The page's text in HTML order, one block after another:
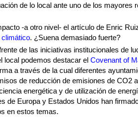
de lo local ante uno de los mayores
-a otro nivel- el artículo de Enric
. ¿Suena demasiado fuerte?
de las iniciativas institucionales de
local podemos destacar el Covenant of
a través de la cual diferentes
de reducción de emisiones de CO2
energética y de utilización de
de Europa y Estados Unidos han
en estos temas.